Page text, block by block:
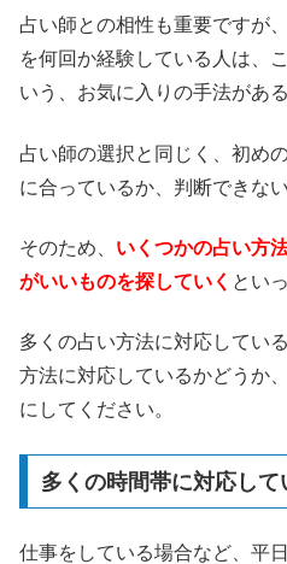
占い師との相性も重要ですが
を何回か経験している人は、
いう、お気に入りの手法があ
占い師の選択と同じく、初め
に合っているか、判断できな
そのため、 いくつかの占い方
がいいものを探していく とい
多くの占い方法に対応してい
方法に対応しているかどうか
にしてください。
多くの時間帯に対応して
仕事をしている場合など、平